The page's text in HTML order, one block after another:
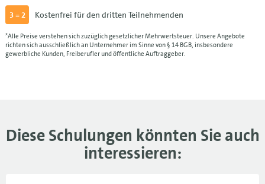
08.12.-10.12.26
MUC
1.380 €
08.12.-10.12.26
1.380 €
18.01.-20.01.27
1.380 €
3 = 2 Kostenfrei für den dritten Teilnehmenden
*Alle Preise verstehen sich zuzüglich gesetzlicher Mehrwertsteuer. Unsere Angebote
richten sich ausschließlich an Unternehmer im Sinne von § 14 BGB, insbesondere
gewerbliche Kunden, Freiberufler und öffentliche Auftraggeber.
Diese Schulungen könnten Sie auch
interessieren: